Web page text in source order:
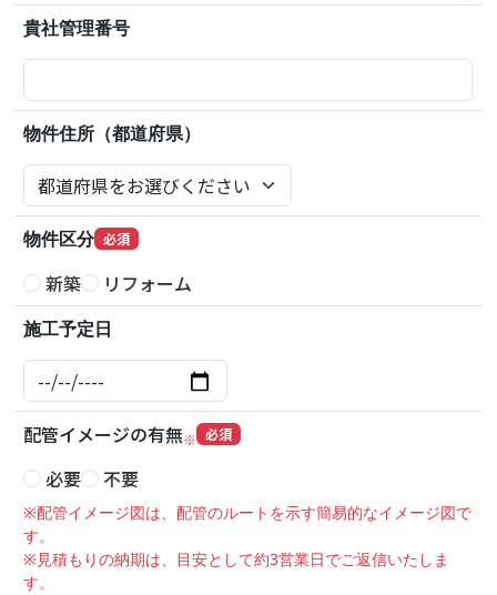
貴社管理番号
物件住所（都道府県）
物件区分 必須
新築 リフォーム
施工予定日
配管イメージの有無※ 必須
必要 不要
※配管イメージ図は、配管のルートを示す簡易的なイメージ図で
す。
※見積もりの納期は、目安として約3営業日でご返信いたしま
す。